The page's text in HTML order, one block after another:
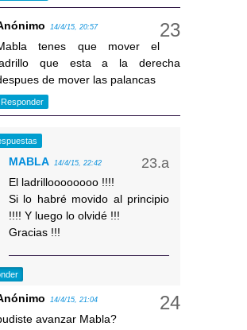
14/4/15, 20:57
tenes que mover el
que esta a la derecha
de mover las palancas
Responder
MABLA 14/4/15, 22:42
El ladrilloooooooo !!!!
Si lo habré movido al principio
!!!! Y luego lo olvidé !!!
Gracias !!!
14/4/15, 21:04
avanzar Mabla?